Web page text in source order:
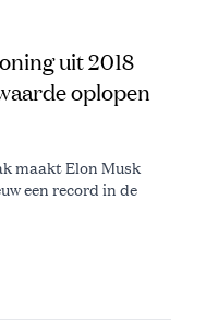
uit 2018
oplopen
maakt Elon Musk
een record in de